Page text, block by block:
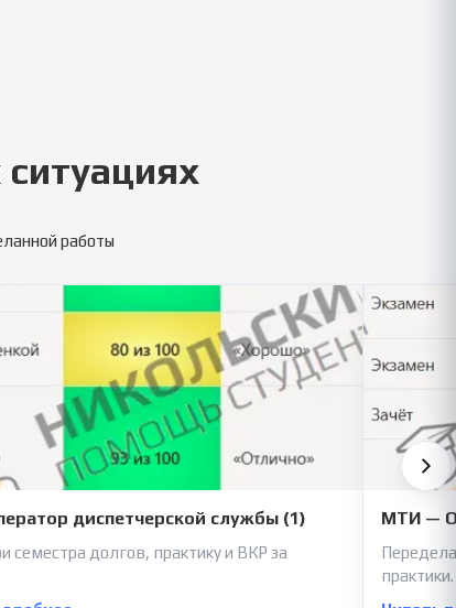
работы
диспетчерской службы (1)
семестра долгов, практику и ВКР за
МТИ —
практики.